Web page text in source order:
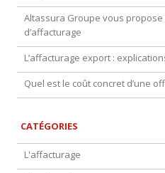
Altassura Groupe vous
d’affacturage
L’affacturage export :
Quel est le coût concret d’une
CATÉGORIES
L'affacturage